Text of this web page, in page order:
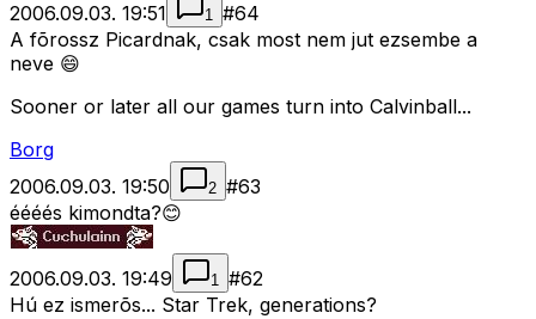
2006.09.03. 19:51 1 #64
A fõrossz Picardnak, csak most nem jut ezsembe a
neve 😄
Sooner or later all our games turn into Calvinball...
Borg
2006.09.03. 19:50
2 #63
éééés kimondta?😊
2006.09.03. 19:49 1 #62
Hú ez ismerõs... Star Trek, generations?